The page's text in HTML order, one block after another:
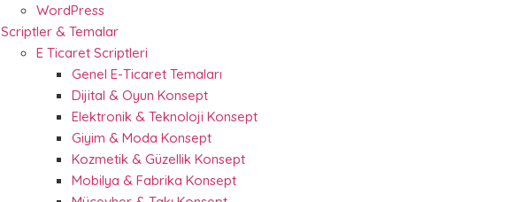
WordPress
Scriptler & Temalar
E Ticaret Scriptleri
Genel E-Ticaret Temaları
Dijital & Oyun Konsept
Elektronik & Teknoloji Konsept
Giyim & Moda Konsept
Kozmetik & Güzellik Konsept
Mobilya & Fabrika Konsept